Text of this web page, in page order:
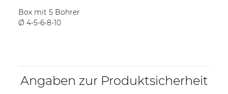
Box mit 5 Bohrer
Ø 4-5-6-8-10
Angaben zur Produktsicherheit